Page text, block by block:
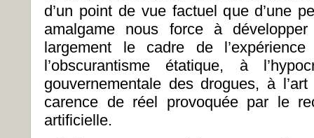
d’un point de vue factuel que d’une
amalgame nous force à
largement le cadre de
l’obscurantisme étatique, à
gouvernementale des drogues, à
carence de réel provoquée par le
artificielle.